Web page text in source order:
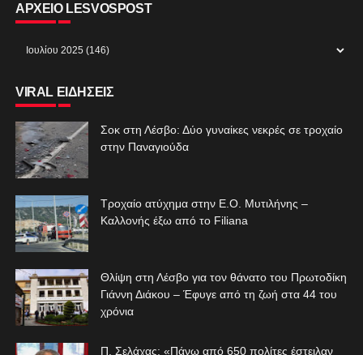
ΑΡΧΕΙΟ LESVOSPOST
VIRAL ΕΙΔΗΣΕΙΣ
Σοκ στη Λέσβο: Δύο γυναίκες νεκρές σε τροχαίο
στην Παναγιούδα
Τροχαίο ατύχημα στην Ε.Ο. Μυτιλήνης –
Καλλονής έξω από το Filiana
Θλίψη στη Λέσβο για τον θάνατο του Πρωτοδίκη
Γιάννη Διάκου – Έφυγε από τη ζωή στα 44 του
χρόνια
Π. Σελάχας: «Πάνω από 650 πολίτες έστειλαν